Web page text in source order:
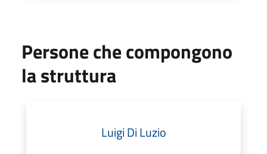
Persone che compongono
la struttura
Luigi Di Luzio